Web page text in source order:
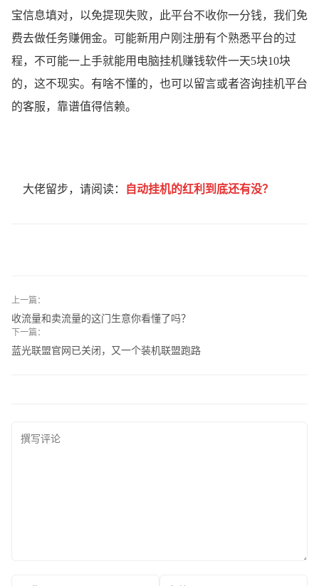
宝信息填对，以免提现失败，此平台不收你一分钱，我们免
费去做任务赚佣金。可能新用户刚注册有个熟悉平台的过
程，不可能一上手就能用电脑挂机赚钱软件一天5块10块
的，这不现实。有啥不懂的，也可以留言或者咨询挂机平台
的客服，靠谱值得信赖。
大佬留步，请阅读： 自动挂机的红利到底还有没？
上一篇：
收流量和卖流量的这门生意你看懂了吗？
下一篇：
蓝光联盟官网已关闭，又一个装机联盟跑路